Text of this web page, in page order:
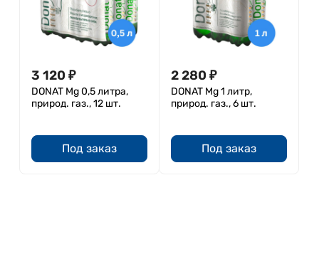
3 120 ₽
DONAT Mg 0,5 литра,
природ. газ., 12 шт.
Под заказ
2 280 ₽
DONAT Mg 1 литр,
природ. газ., 6 шт.
Под заказ